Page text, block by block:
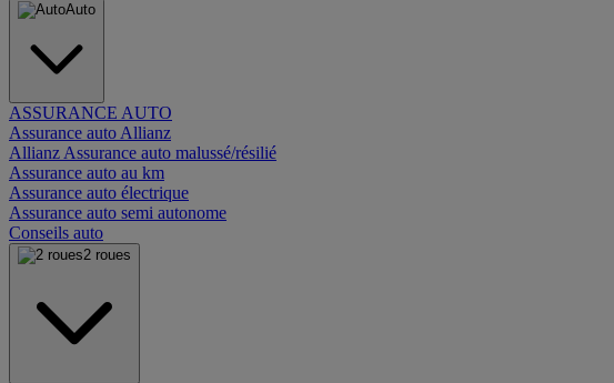
Auto
ASSURANCE AUTO
Assurance auto Allianz
Allianz Assurance auto malussé/résilié
Assurance auto au km
Assurance auto électrique
Assurance auto semi autonome
Conseils auto
2 roues